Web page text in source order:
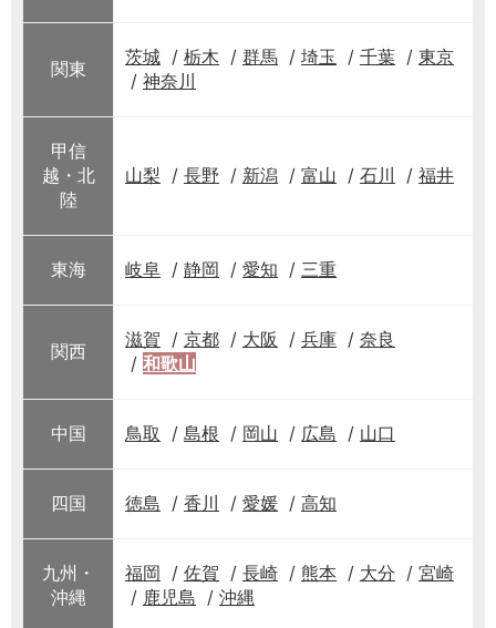
関東
茨城 栃木 群馬 埼玉 千葉
東京
神奈川
甲信
越・北
陸
山梨 長野 新潟 富山 石川 福井
東海 岐阜 静岡 愛知 三重
関西
滋賀 京都 大阪 兵庫
奈良
和歌山
中国 鳥取 島根 岡山 広島 山口
四国 徳島 香川 愛媛 高知
九州・
沖縄
福岡 佐賀 長崎 熊本 大分
宮崎
鹿児島
沖縄